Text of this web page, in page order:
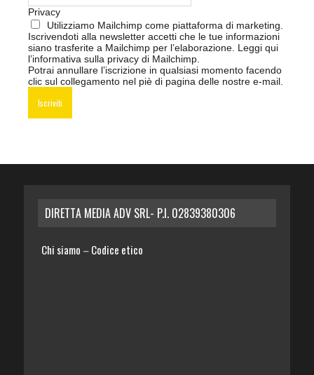
Privacy
Utilizziamo Mailchimp come piattaforma di marketing.
Iscrivendoti alla newsletter accetti che le tue informazioni
siano trasferite a Mailchimp per l’elaborazione. Leggi qui
l’informativa sulla privacy di Mailchimp
Potrai annullare l’iscrizione in qualsiasi momento facendo
clic sul collegamento nel piè di pagina delle nostre e-mail.
DIRETTA MEDIA ADV SRL- P.I. 02839380306
Chi siamo – Codice etico